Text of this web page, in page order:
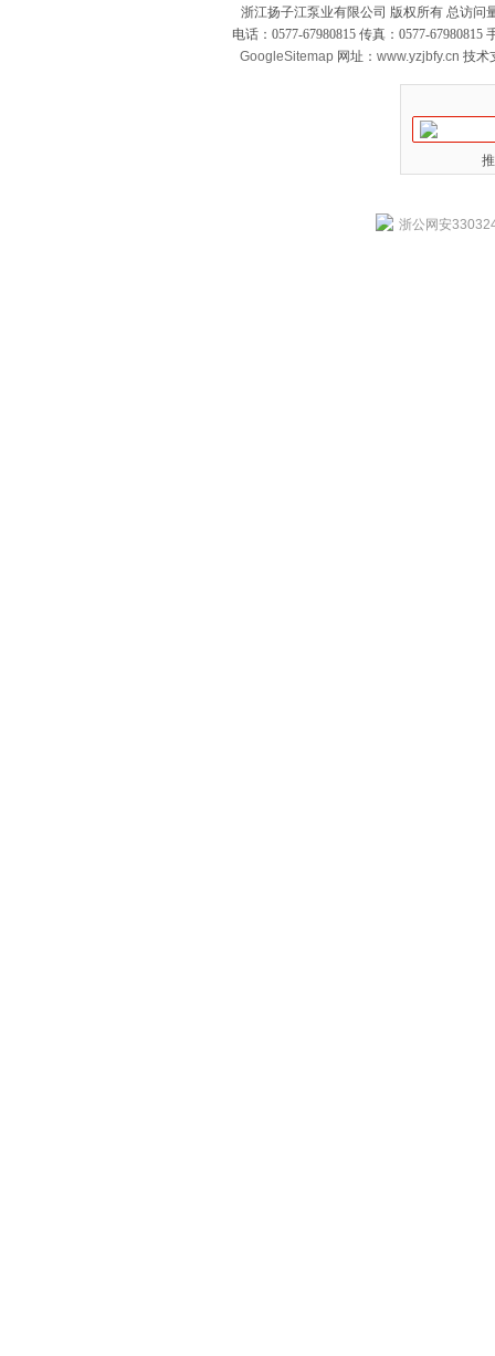
浙江扬子江泵业有限公司 版权所有 总访问
电话：0577-67980815 传真：0577-
GoogleSitemap 网址： www.yzjbfy.cn 技术
浙公网安